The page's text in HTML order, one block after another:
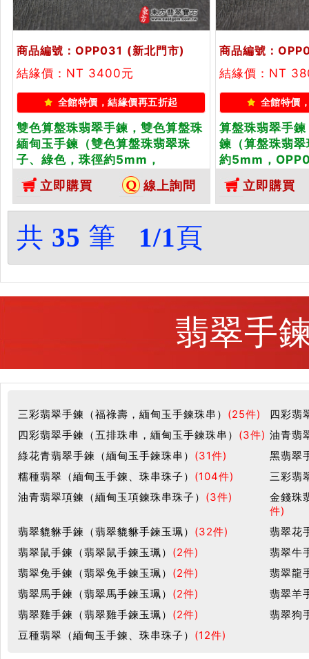
商品編號：OPP031 (新北門市)
結緣價：NT 3400元
全館特價，結緣價再五折起
雙色算盤珠翡翠手鍊，雙色算盤珠
緬甸玉手鍊（雙色算盤珠翡翠珠
子、綠色，珠徑約5mm，
OPP031）。客製化設計各種翡翠
珠串、翡翠珠子、緬甸玉手鍊、緬
甸玉珠串、緬甸玉珠子、緬甸玉手
珠。★附A貨翡翠雙證書
立即購買 線上詢問
商品編號：
結緣價：NT
全館特價
算盤珠翡翠手
鍊（算盤珠翡
約5mm，
計各種翡翠珠
玉手鍊、緬甸
子、緬甸玉手
立即購買
共 35 筆 1/1頁
翡翠手
三彩翡翠手鍊（福祿壽，緬甸玉手鍊珠串） (25件)
四彩翡
四彩翡翠手鍊（五排珠串，緬甸玉手鍊珠串） (3件) 油青翡
綠花青翡翠手鍊（緬甸玉手鍊珠串） (31件)
黑翡翠
糯種翡翠（緬甸玉手鍊、珠串珠子） (104件)
三彩翡
油青翡翠項鍊（緬甸玉項鍊珠串珠子） (3件)
金錢珠
件)
翡翠貔貅手鍊（翡翠貔貅手鍊玉珮） (32件)
翡翠花
翡翠鼠手鍊（翡翠鼠手鍊玉珮） (2件)
翡翠牛
翡翠兔手鍊（翡翠兔手鍊玉珮） (2件)
翡翠龍
翡翠馬手鍊（翡翠馬手鍊玉珮） (2件)
翡翠羊
翡翠雞手鍊（翡翠雞手鍊玉珮） (2件)
翡翠狗
豆種翡翠（緬甸玉手鍊、珠串珠子） (12件)